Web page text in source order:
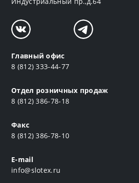
Главный офис
8 (812) 333-44-77
Отдел розничных продаж
8 (812) 386-78-18
Факс
8 (812) 386-78-10
E-mail
info@slotex.ru